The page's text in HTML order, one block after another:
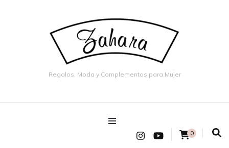
Regalos, Moda y Complementos para Mujer
0